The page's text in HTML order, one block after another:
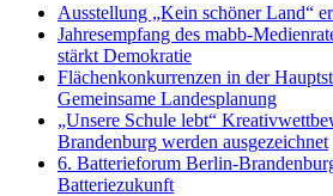
Ausstellung „Kein schöner Land“
Jahresempfang des mabb-
stärkt Demokratie
Flächenkonkurrenzen in der
Gemeinsame Landesplanung
„Unsere Schule lebt“
Brandenburg werden ausgezeichnet
6. Batterieforum Berlin-
Batteriezukunft